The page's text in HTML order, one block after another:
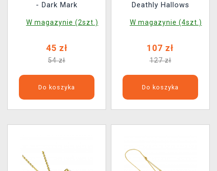
- Dark Mark
W magazynie (2szt.)
45 zł
54 zł
Do koszyka
Deathly Hallows
W magazynie (4szt.)
107 zł
127 zł
Do koszyka